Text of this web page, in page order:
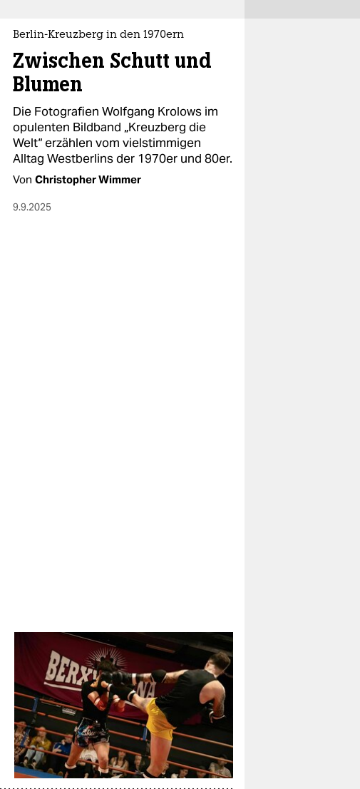
Berlin-Kreuzberg in den 1970ern
Zwischen Schutt und
Blumen
Die Fotografien Wolfgang Krolows im
opulenten Bildband „Kreuzberg die
Welt“ erzählen vom vielstimmigen
Alltag Westberlins der 1970er und 80er.
Von Christopher Wimmer
9.9.2025